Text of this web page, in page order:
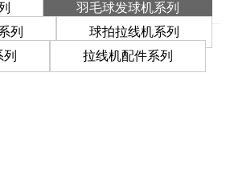
羽毛球发球机系列
列
球拍拉线机系列
拉线机配件系列